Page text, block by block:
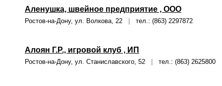
Аленушка, швейное предприятие , ООО
Ростов-на-Дону, ул. Волкова, 22 тел.: (863) 2297872
Алоян Г.Р., игровой клуб , ИП
Ростов-на-Дону, ул. Станиславского, 52 тел.: (863) 2625800